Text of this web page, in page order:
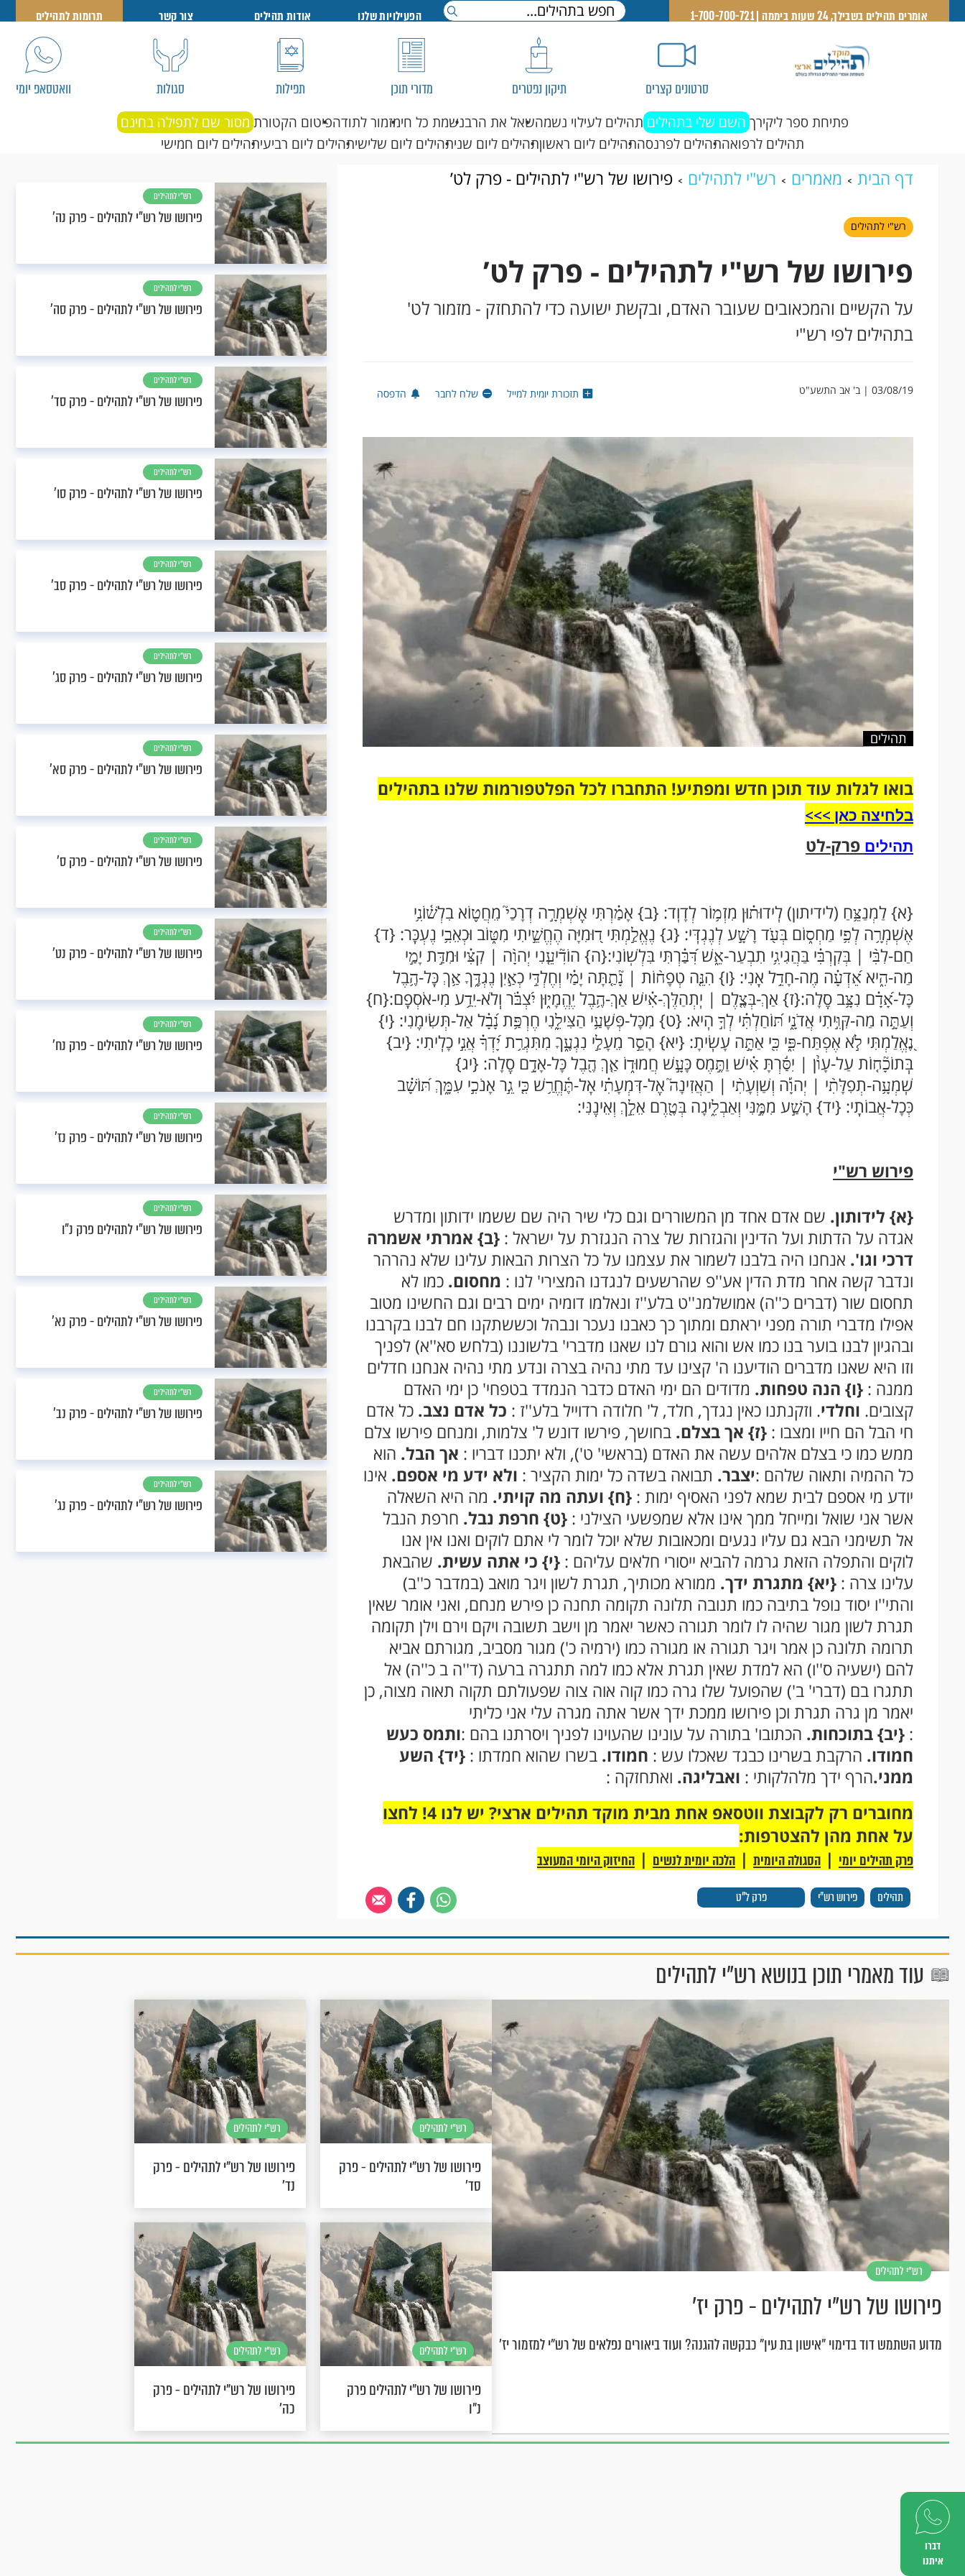
דברו
איתנו
אומרים תהילים בשבילך, 24 שעות ביממה | 1-700-700-721 הפעילויות שלנו אודות תהילים צור קשר תרומות לתהילים
סרטונים קצרים תיקון נפטרים מדורי תוכן תפילות סגולות וואטסאפ יומי
פתיחת ספר ליקירך השם שלי בתהילים תהילים לעילוי נשמהשאל את הרבנשמת כל חימזמור לתודהפיטום הקטורת מסור שם לתפילה בחינם
תהילים לרפואהתהילים לפרנסהתהילים ליום ראשוןתהילים ליום שניתהילים ליום שלישיתהילים ליום רביעיתהילים ליום חמישי
דף הבית מאמרים רש"י לתהילים פירושו של רש"י לתהילים - פרק לט’
רש"י לתהילים
פירושו של רש"י לתהילים - פרק לט’
על הקשיים והמכאובים שעובר האדם, ובקשת ישועה כדי להתחזק - מזמור לט'
בתהילים לפי רש"י
03/08/19 | ב' אב התשע"ט תזכורת יומית למייל שלח לחבר הדפסה
תהילים
בואו לגלות עוד תוכן חדש ומפתיע! התחברו לכל הפלטפורמות שלנו בתהילים
בלחיצה כאן >>>​
תהילים פרק-לט
{א} לַמְנַצֵּ֥חַ (לידיתון) לִֽידוּת֗וּן מִזְמ֥וֹר לְדָוִֽד: {ב} אָמַ֗רְתִּי אֶֽשְׁמְרָ֣ה דְרָכַי֮ מֵחֲט֪וֹא בִלְשׁ֫וֹנִ֥י
אֶשְׁמְרָ֥ה לְפִ֥י מַחְס֑וֹם בְּעֹ֖ד רָשָׁ֣ע לְנֶגְדִּֽי: {ג} נֶאֱלַ֣מְתִּי ד֭וּמִיָּה הֶחֱשֵׁ֣יתִי מִטּ֑וֹב וּכְאֵבִ֥י נֶעְכָּֽר: {ד}
חַם-לִבִּ֨י | בְּקִרְבִּ֗י בַּהֲגִיגִ֥י תִבְעַר-אֵ֑שׁ דִּ֝בַּ֗רְתִּי בִּלְשֽׁוֹנִי:{ה} הוֹדִ֘יעֵ֤נִי יְהוָ֨ה | קִצִּ֗י וּמִדַּ֣ת יָמַ֣י
מַה-הִ֑יא אֵ֝דְעָ֗ה מֶה-חָדֵ֥ל אָֽנִי: {ו} הִנֵּ֤ה טְפָח֨וֹת | נָ֘תַ֤תָּה יָמַ֗י וְחֶלְדִּ֣י כְאַ֣יִן נֶגְדֶּ֑ךָ אַ֥ךְ כָּֽל-הֶ֥בֶל
כָּל-אָ֝דָ֗ם נִצָּ֥ב סֶֽלָה:{ז} אַךְ-בְּצֶ֤לֶם | יִֽתְהַלֶּךְ-אִ֗ישׁ אַךְ-הֶ֥בֶל יֶהֱמָי֑וּן יִ֝צְבֹּ֗ר וְֽלֹא-יֵדַ֥ע מִי-אֹסְפָֽם:{ח}
וְעַתָּ֣ה מַה-קִּוִּ֣יתִי אֲדֹנָ֑י תּ֝וֹחַלְתִּ֗י לְךָ֣ הִֽיא: {ט} מִכָּל-פְּשָׁעַ֥י הַצִּילֵ֑נִי חֶרְפַּ֥ת נָ֝בָ֗ל אַל-תְּשִׂימֵֽנִי: {י}
נֶ֭אֱלַמְתִּי לֹ֣א אֶפְתַּח-פִּ֑י כִּ֖י אַתָּ֣ה עָשִֽׂיתָ: {יא} הָסֵ֣ר מֵעָלַ֣י נִגְעֶ֑ךָ מִתִּגְרַ֥ת יָ֝דְךָ֗ אֲנִ֣י כָלִֽיתִי: {יב}
בְּֽתוֹכָ֘ח֤וֹת עַל-עָוֹ֨ן | יִסַּ֬רְתָּ אִ֗ישׁ וַתֶּ֣מֶס כָּעָ֣שׁ חֲמוּד֑וֹ אַ֤ךְ הֶ֖בֶל כָּל-אָדָ֣ם סֶֽלָה: {יג}
שִֽׁמְעָ֥ה-תְפִלָּתִ֨י | יְהוָ֡ה וְשַׁוְעָתִ֨י | הַאֲזִינָה֮ אֶֽל-דִּמְעָתִ֗י אַֽל-תֶּ֫חֱרַ֥שׁ כִּ֤י גֵ֣ר אָנֹכִ֣י עִמָּ֑ךְ תּ֝וֹשָׁ֗ב
כְּכָל-אֲבוֹתָֽי: {יד} הָשַׁ֣ע מִמֶּ֣נִּי וְאַבְלִ֑יגָה בְּטֶ֖רֶם אֵלֵ֣ךְ וְאֵינֶֽנִּי:
פירוש רש"י
{א} לידותון. שם אדם אחד מן המשוררים וגם כלי שיר היה שם ששמו ידותון ומדרש
אגדה על הדתות ועל הדינין והגזרות של צרה הנגזרת על ישראל : {ב} אמרתי אשמרה
דרכי וגו'. אנחנו היה בלבנו לשמור את עצמנו על כל הצרות הבאות עלינו שלא נהרהר
ונדבר קשה אחר מדת הדין אע''פ שהרשעים לנגדנו המצירי' לנו : מחסום. כמו לא
תחסום שור (דברים כ''ה) אמושלמנ''ט בלע''ז ונאלמו דומיה ימים רבים וגם החשינו מטוב
אפילו מדברי תורה מפני יראתם ומתוך כך כאבנו נעכר ונבהל וכששתקנו חם לבנו בקרבנו
ובהגיון לבנו בוער בנו כמו אש והוא גורם לנו שאנו מדברי' בלשוננו (בלחש סא''א) לפניך
וזו היא שאנו מדברים הודיענו ה' קצינו עד מתי נהיה בצרה ונדע מתי נהיה אנחנו חדלים
ממנה : {ו} הנה טפחות. מדודים הם ימי האדם כדבר הנמדד בטפחי' כן ימי האדם
קצובים. וחלדי. וזקנתנו כאין נגדך, חלד, ל' חלודה רדוייל בלע''ז : כל אדם נצב. כל אדם
חי הבל הם חייו ומצבו : {ז} אך בצלם. בחושך, פירשו דונש ל' צלמות, ומנחם פירשו צלם
ממש כמו כי בצלם אלהים עשה את האדם (בראשי' ט'), ולא יתכנו דבריו : אך הבל. הוא
כל ההמיה ותאוה שלהם :יצבר. תבואה בשדה כל ימות הקציר : ולא ידע מי אספם. אינו
יודע מי אספם לבית שמא לפני האסיף ימות : {ח} ועתה מה קויתי. מה היא השאלה
אשר אני שואל ומייחל ממך אינו אלא שמפשעי הצילני : {ט} חרפת נבל. חרפת הנבל
אל תשימני הבא גם עליו נגעים ומכאובות שלא יוכל לומר לי אתם לוקים ואנו אין אנו
לוקים והתפלה הזאת גרמה להביא ייסורי חלאים עליהם : {י} כי אתה עשית. שהבאת
עלינו צרה : {יא} מתגרת ידך. ממורא מכותיך, תגרת לשון ויגר מואב (במדבר כ''ב)
והתי''ו יסוד נופל בתיבה כמו תנובה תלונה תקומה תחנה כן פירש מנחם, ואני אומר שאין
תגרת לשון מגור שהיה לו לומר תגורה כאשר יאמר מן וישב תשובה ויקם וירם וילן תקומה
תרומה תלונה כן אמר ויגר תגורה או מגורה כמו (ירמיה כ') מגור מסביב, מגורתם אביא
להם (ישעיה ס''ו) הא למדת שאין תגרת אלא כמו למה תתגרה ברעה (ד''ה ב כ''ה) אל
תתגרו בם (דברי' ב') שהפועל שלו גרה כמו קוה אוה צוה שפעולתם תקוה תאוה מצוה, כן
יאמר מן גרה תגרת וכן פירושו ממכת ידך אשר אתה מגרה עלי אני כליתי
: {יב}בתוכחות. הכתובו' בתורה על עונינו שהעוינו לפניך ויסרתנו בהם :ותמס כעש
חמודו. הרקבת בשרינו כבגד שאכלו עש : חמודו. בשרו שהוא חמדתו : {יד} השע
ממני.הרף ידך מלהלקותי : ואבליגה. ואתחזקה :
תהילים פירוש רש"י פרק ל"ט
מחוברים רק לקבוצת ווטסאפ אחת מבית מוקד תהילים ארצי? יש לנו 4! לחצו
על אחת מהן להצטרפות:
פרק תהילים יומי | הסגולה היומית | הלכה יומית לנשים | החיזוק היומי המעוצב
רש"י לתהילים
פירושו של רש"י לתהילים - פרק נה’
רש"י לתהילים
פירושו של רש"י לתהילים - פרק סה’
רש"י לתהילים
פירושו של רש"י לתהילים - פרק סד’
רש"י לתהילים
פירושו של רש"י לתהילים - פרק סו’
רש"י לתהילים
פירושו של רש"י לתהילים - פרק סב’
רש"י לתהילים
פירושו של רש"י לתהילים - פרק סג’
רש"י לתהילים
פירושו של רש"י לתהילים - פרק סא’
רש"י לתהילים
פירושו של רש"י לתהילים - פרק ס’
רש"י לתהילים
פירושו של רש"י לתהילים - פרק נט’
רש"י לתהילים
פירושו של רש"י לתהילים - פרק נח’
רש"י לתהילים
פירושו של רש"י לתהילים - פרק נז’
רש"י לתהילים
פירושו של רש"י לתהילים פרק נ"ו
רש"י לתהילים
פירושו של רש"י לתהילים - פרק נא’
רש"י לתהילים
פירושו של רש"י לתהילים - פרק נב’
רש"י לתהילים
פירושו של רש"י לתהילים - פרק נג’
עוד מאמרי תוכן בנושא רש"י לתהילים
רש"י לתהילים
פירושו של רש"י לתהילים - פרק יז’
מדוע השתמש דוד בדימוי "אישון בת עין" כבקשה להגנה? ועוד ביאורים נפלאים של רש"י למזמור יז'
רש"י לתהילים
פירושו של רש"י לתהילים - פרק
סד’
רש"י לתהילים
פירושו של רש"י לתהילים - פרק
נד’
רש"י לתהילים
פירושו של רש"י לתהילים פרק
נ"ו
רש"י לתהילים
פירושו של רש"י לתהילים - פרק
כה’